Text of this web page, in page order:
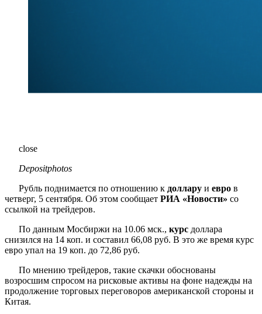
close
Depositphotos
Рубль поднимается по отношению к доллару и евро в
четверг, 5 сентября. Об этом сообщает РИА «Новости» со
ссылкой на трейдеров.
По данным Мосбиржи на 10.06 мск., курс доллара
снизился на 14 коп. и составил 66,08 руб. В это же время курс
евро упал на 19 коп. до 72,86 руб.
По мнению трейдеров, такие скачки обоснованы
возросшим спросом на рисковые активы на фоне надежды на
продолжение торговых переговоров американской стороны и
Китая.